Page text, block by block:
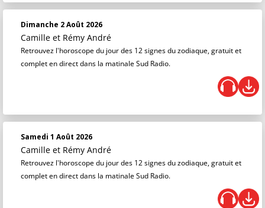
Dimanche 2 Août 2026
Camille et Rémy André
Retrouvez l'horoscope du jour des 12 signes du zodiaque, gratuit et
complet en direct dans la matinale Sud Radio.
Samedi 1 Août 2026
Camille et Rémy André
Retrouvez l'horoscope du jour des 12 signes du zodiaque, gratuit et
complet en direct dans la matinale Sud Radio.